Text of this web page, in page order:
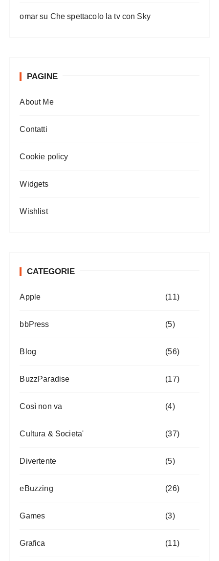
omar su Che spettacolo la tv con Sky
PAGINE
About Me
Contatti
Cookie policy
Widgets
Wishlist
CATEGORIE
Apple (11)
bbPress (5)
Blog (56)
BuzzParadise (17)
Così non va (4)
Cultura & Societa' (37)
Divertente (5)
eBuzzing (26)
Games (3)
Grafica (11)